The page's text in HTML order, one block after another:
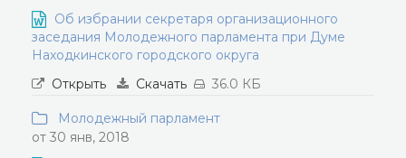
Об избрании секретаря организационного
заседания Молодежного парламента при Думе
Находкинского городского округа
Открыть
Скачать 36.0 КБ
Молодежный парламент
от 30 янв, 2018